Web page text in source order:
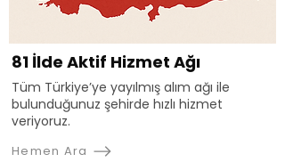
81 İlde Aktif Hizmet Ağı
Tüm Türkiye’ye yayılmış alım ağı ile
bulunduğunuz şehirde hızlı hizmet
veriyoruz.
Hemen Ara